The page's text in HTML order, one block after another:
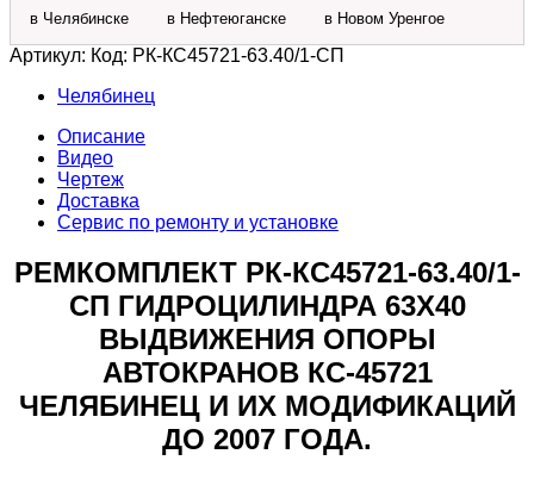
гидроцилиндра
63х40
опоры
в Челябинске в Нефтеюганске в Новом Уренгое
Артикул: Код: РК-КС45721-63.40/1-СП
Челябинец
Описание
Видео
Чертеж
Доставка
Сервис по ремонту и установке
РЕМКОМПЛЕКТ РК-КС45721-63.40/1-
СП ГИДРОЦИЛИНДРА 63Х40
ВЫДВИЖЕНИЯ ОПОРЫ
АВТОКРАНОВ КС-45721
ЧЕЛЯБИНЕЦ И ИХ МОДИФИКАЦИЙ
ДО 2007 ГОДА.